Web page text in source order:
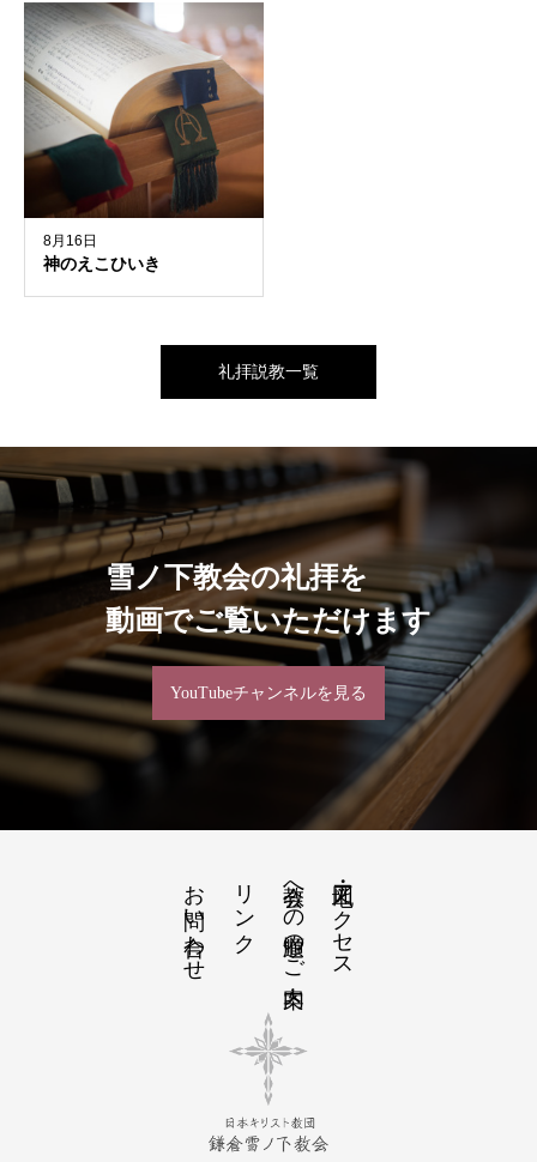
8月16日
神のえこひいき
礼拝説教一覧
雪ノ下教会の礼拝を
動画でご覧いただけます
YouTubeチャンネルを見る
地図・アクセス
教会への道順のご案内
リンク
お問い合わせ